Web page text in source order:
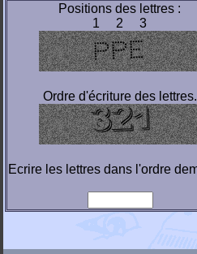
Positions des lettres :
1 2 3
Ordre d'écriture des lettres.
Ecrire les lettres dans l'ordre